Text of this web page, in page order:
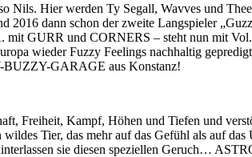
Hier werden Ty Segall, Wavves und
dann schon der zweite Langspieler
GURR und CORNERS – steht nun mit
wieder Fuzzy Feelings nachhaltig
BUZZY-GARAGE aus Konstanz!
Freiheit, Kampf, Höhen und Tiefen und
Tier, das mehr auf das Gefühl als auf das
sie diesen speziellen Geruch…